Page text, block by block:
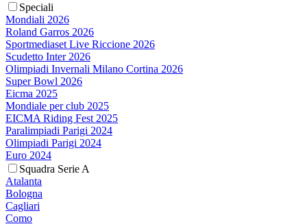
Speciali
Mondiali 2026
Roland Garros 2026
Sportmediaset Live Riccione 2026
Scudetto Inter 2026
Olimpiadi Invernali Milano Cortina 2026
Super Bowl 2026
Eicma 2025
Mondiale per club 2025
EICMA Riding Fest 2025
Paralimpiadi Parigi 2024
Olimpiadi Parigi 2024
Euro 2024
Squadra Serie A
Atalanta
Bologna
Cagliari
Como